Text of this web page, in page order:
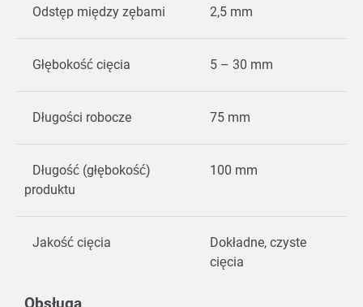
Odstęp między zębami 2,5 mm
Głębokość cięcia 5 – 30 mm
Długości robocze 75 mm
Długość (głębokość)
produktu
100 mm
Jakość cięcia
Dokładne, czyste
cięcia